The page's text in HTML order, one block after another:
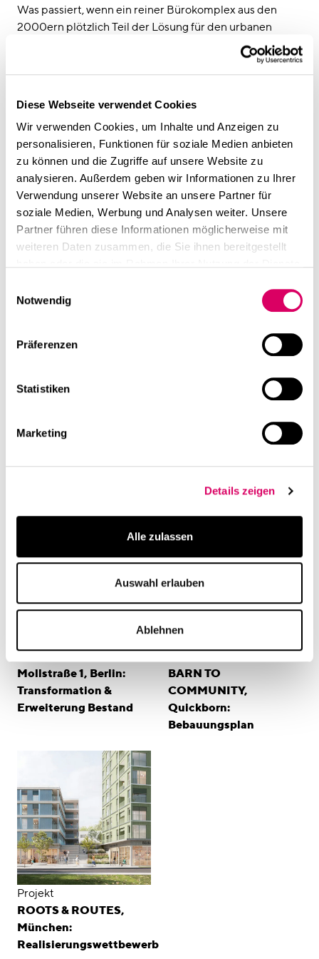
Diese Webseite verwendet Cookies
Wir verwenden Cookies, um Inhalte und Anzeigen zu
personalisieren, Funktionen für soziale Medien anbieten
zu können und die Zugriffe auf unsere Website zu
analysieren. Außerdem geben wir Informationen zu Ihrer
Verwendung unserer Website an unsere Partner für
soziale Medien, Werbung und Analysen weiter. Unsere
Partner führen diese Informationen möglicherweise mit
weiteren Daten zusammen, die Sie ihnen bereitgestellt
Notwendig
Präferenzen
Statistiken
Marketing
Details zeigen
Alle zulassen
Auswahl erlauben
Ablehnen
linkedininstagram
Datenschutz
Was passiert, wenn ein reiner Bürokomplex aus den
2000ern plötzlich Teil der Lösung für den urbanen
Genau das zeichnet sich aktuell bei den TenTowers am
Leuchtenbergring ab. Unter dem Vorsitz von
Planungsausschuss der Stadt München gestern die
Weichen für die Umnutzung von knapp 25.000 m²
Bürofläche zur Wohnnutzung gestellt. Wir freuen uns
sehr, Teil dieser Entwicklung zu sein.
CSMM begleitet die Umnutzung seit rund einem Jahr
als Teil eines Teams gemeinsam mit Eigentümerin,
Investoren und Verwaltungsfachanwälten – technisch,
wirtschaftlich und planungsrechtlich – und bringt dabei
die Erfahrung aus der Transformation von über 5.000
der TenTowers ist die Schaffung der
Wohneinheiten für das Azubiwerk realisiert werden
Mollstraße 1, Berlin:
Transformation &
Erweiterung Bestand
BARN TO
COMMUNITY,
Quickborn:
Bebauungsplan
Projekt
ROOTS & ROUTES,
München:
Realisierungswettbewerb